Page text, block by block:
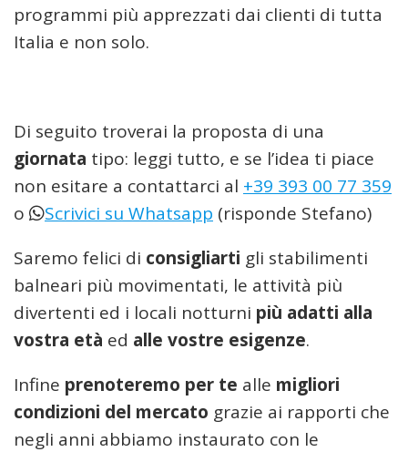
programmi più apprezzati dai clienti di tutta
Italia e non solo.
Di seguito troverai la proposta di una
giornata tipo: leggi tutto, e se l’idea ti piace
non esitare a contattarci al +39 393 00 77 359
o
Scrivici su Whatsapp (risponde Stefano)
Saremo felici di consigliarti gli stabilimenti
balneari più movimentati, le attività più
divertenti ed i locali notturni più adatti alla
vostra età ed alle vostre esigenze.
Infine prenoteremo per te alle migliori
condizioni del mercato grazie ai rapporti che
negli anni abbiamo instaurato con le